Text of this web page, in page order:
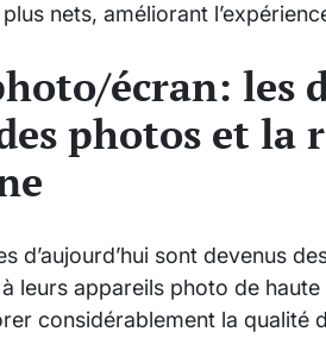
nets, améliorant
écran: les
photos et la
d’aujourd’hui sont devenus
leurs appareils photo de
considérablement la